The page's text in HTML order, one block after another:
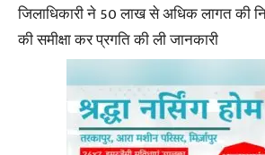
जिलाधिकारी ने 50 लाख से अधिक लागत की
की समीक्षा कर प्रगति की ली जानकारी